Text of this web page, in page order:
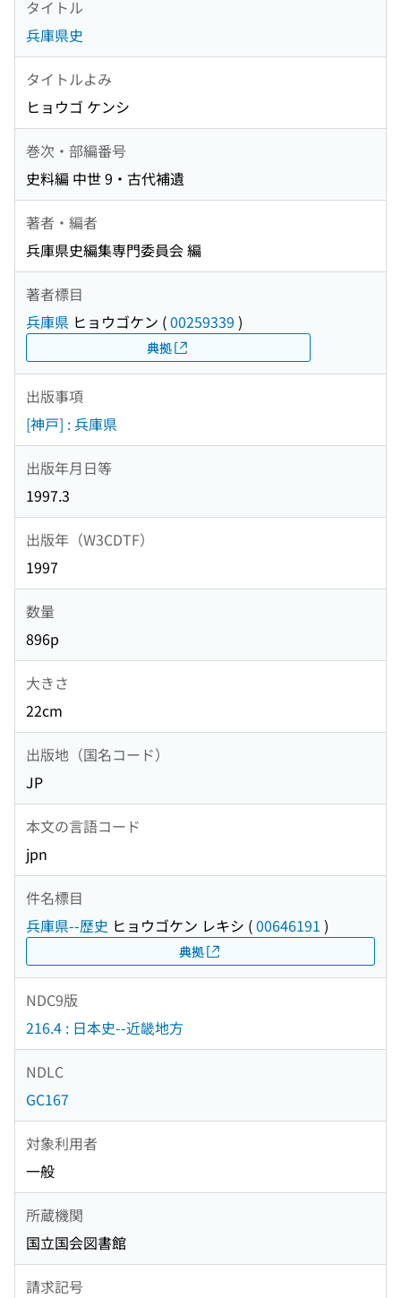
タイトル
兵庫県史
タイトルよみ
ヒョウゴ ケンシ
巻次・部編番号
史料編 中世 9・古代補遺
著者・編者
兵庫県史編集専門委員会 編
著者標目
兵庫県 ヒョウゴケン (00259339 )
典拠
出版事項
[神戸] : 兵庫県
出版年月日等
1997.3
出版年（W3CDTF）
1997
数量
896p
大きさ
22cm
出版地（国名コード）
JP
本文の言語コード
jpn
件名標目
兵庫県--歴史 ヒョウゴケン レキシ (00646191 )
典拠
NDC9版
216.4 : 日本史--近畿地方
NDLC
GC167
対象利用者
一般
所蔵機関
国立国会図書館
請求記号